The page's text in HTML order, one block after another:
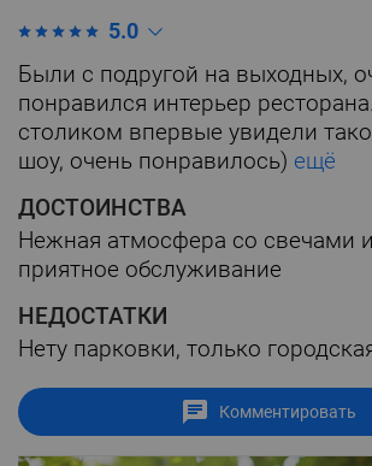
5.0
Были с подругой на выходных,
понравился интерьер
столиком впервые увидели
шоу, очень понравилось) ещё
ДОСТОИНСТВА
Нежная атмосфера со свечами
приятное обслуживание
НЕДОСТАТКИ
Нету парковки, только
Комментировать